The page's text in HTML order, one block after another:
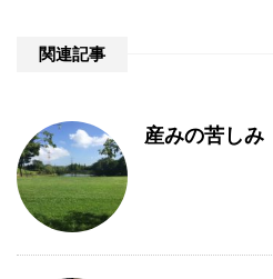
関連記事
産みの苦しみ